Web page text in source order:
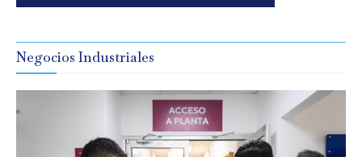
Negocios Industriales